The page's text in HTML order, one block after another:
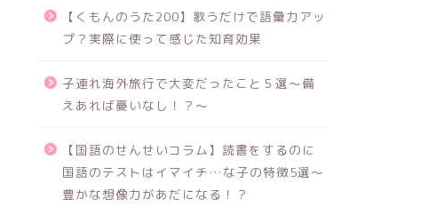
【くもんのうた200】歌うだけで語彙力アッ
プ？実際に使って感じた知育効果
子連れ海外旅行で大変だったこと５選～備
えあれば憂いなし！？～
【国語のせんせいコラム】読書をするのに
国語のテストはイマイチ…な子の特徴5選～
豊かな想像力があだになる！？